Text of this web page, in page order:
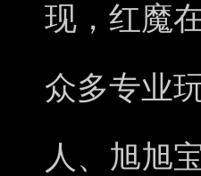
现，红魔
众多专业
人、旭旭